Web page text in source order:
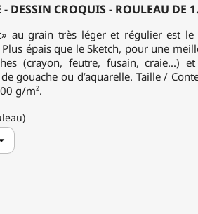
DESSIN CROQUIS - ROULEAU DE
au grain très léger et régulier est
épais que le Sketch, pour une
(crayon, feutre, fusain, craie...)
gouache ou d’aquarelle. Taille /
g/m².